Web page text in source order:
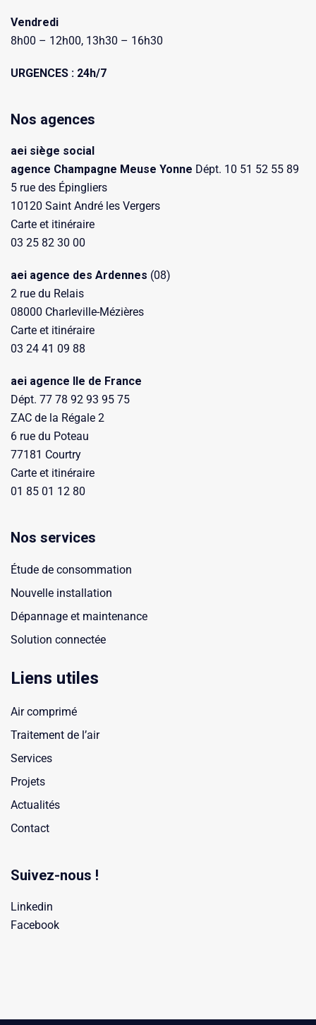
Vendredi
8h00 – 12h00, 13h30 – 16h30
URGENCES : 24h/7
Nos agences
aei siège social
agence Champagne Meuse Yonne Dépt. 10 51 52 55 89
5 rue des Épingliers
10120 Saint André les Vergers
Carte et itinéraire
03 25 82 30 00
aei agence des Ardennes (08)
2 rue du Relais
08000 Charleville-Mézières
Carte et itinéraire
03 24 41 09 88
aei agence Ile de France
Dépt. 77 78 92 93 95 75
ZAC de la Régale 2
6 rue du Poteau
77181 Courtry
Carte et itinéraire
01 85 01 12 80
Nos services
Étude de consommation
Nouvelle installation
Dépannage et maintenance
Solution connectée
Liens utiles
Air comprimé
Traitement de l’air
Services
Projets
Actualités
Contact
Suivez-nous !
Linkedin
Facebook